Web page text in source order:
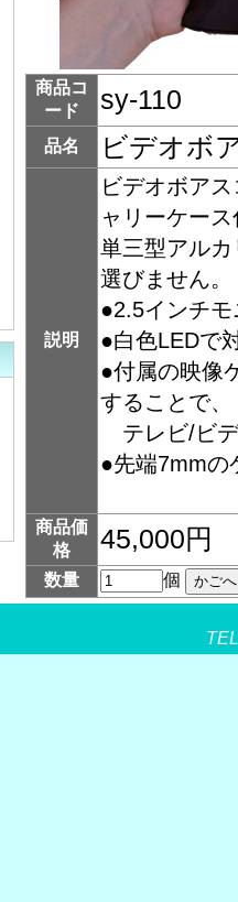
商品コ
ード
sy-110
品名 ビデオボ
説明
ビデオボア
ャリーケー
単三型アル
選びません。
●2.5インチ
●白色LEDで
●付属の映像
することで、
テレビ/ビ
●先端7mmの
商品価
格
45,000円
数量 個